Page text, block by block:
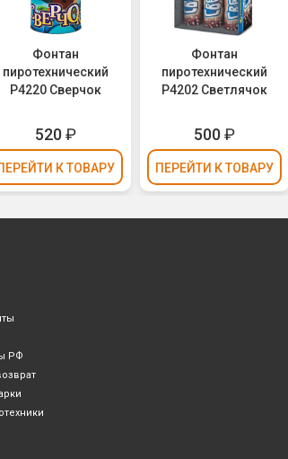
Фонтан
пиротехнический
Р4220 Сверчок
520₽
К ТОВАРУ
Фонтан
пиротехнический
Р4202 Светлячок
500₽
ПЕРЕЙТИ К ТОВАРУ
РФ